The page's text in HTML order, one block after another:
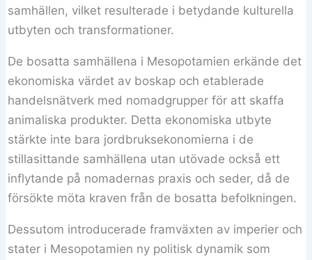
samhällen, vilket resulterade i betydande kulturella
utbyten och transformationer.
De bosatta samhällena i Mesopotamien erkände det
ekonomiska värdet av boskap och etablerade
handelsnätverk med nomadgrupper för att skaffa
animaliska produkter. Detta ekonomiska utbyte
stärkte inte bara jordbruksekonomierna i de
stillasittande samhällena utan utövade också ett
inflytande på nomadernas praxis och seder, då de
försökte möta kraven från de bosatta befolkningen.
Dessutom introducerade framväxten av imperier och
stater i Mesopotamien ny politisk dynamik som